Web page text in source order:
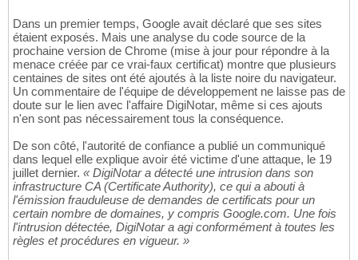
Dans un premier temps, Google avait déclaré que ses sites
étaient exposés. Mais une analyse du code source de la
prochaine version de Chrome (mise à jour pour répondre à la
menace créée par ce vrai-faux certificat) montre que plusieurs
centaines de sites ont été ajoutés à la liste noire du navigateur.
Un commentaire de l'équipe de développement ne laisse pas de
doute sur le lien avec l'affaire DigiNotar, même si ces ajouts
n'en sont pas nécessairement tous la conséquence.
De son côté, l'autorité de confiance a publié un communiqué
dans lequel elle explique avoir été victime d'une attaque, le 19
juillet dernier. « DigiNotar a détecté une intrusion dans son
infrastructure CA (Certificate Authority), ce qui a abouti à
l'émission frauduleuse de demandes de certificats pour un
certain nombre de domaines, y compris Google.com. Une fois
l'intrusion détectée, DigiNotar a agi conformément à toutes les
règles et procédures en vigueur. »